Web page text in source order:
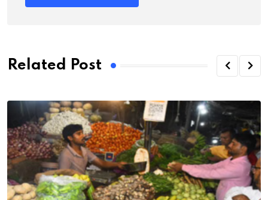
Related Post